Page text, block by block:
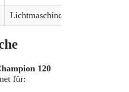
Lichtmaschine (Wechselstrom)
120
für: